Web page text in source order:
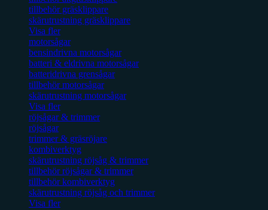
tillbehör gräsklippare
skärutrustning gräsklippare
Visa fler
motorsågar
bensindrivna motorsågar
batteri & eldrivna motorsågar
batteridrivna grensågar
tillbehör motorsågar
skärutrustning motorsågar
Visa fler
röjsågar & trimmer
röjsågar
trimmer & gräsröjare
kombiverktyg
skärutrustning röjsåg & trimmer
tillbehör röjsågar & trimmer
tillbehör kombiverktyg
skärutrustning röjsåg och trimmer
Visa fler